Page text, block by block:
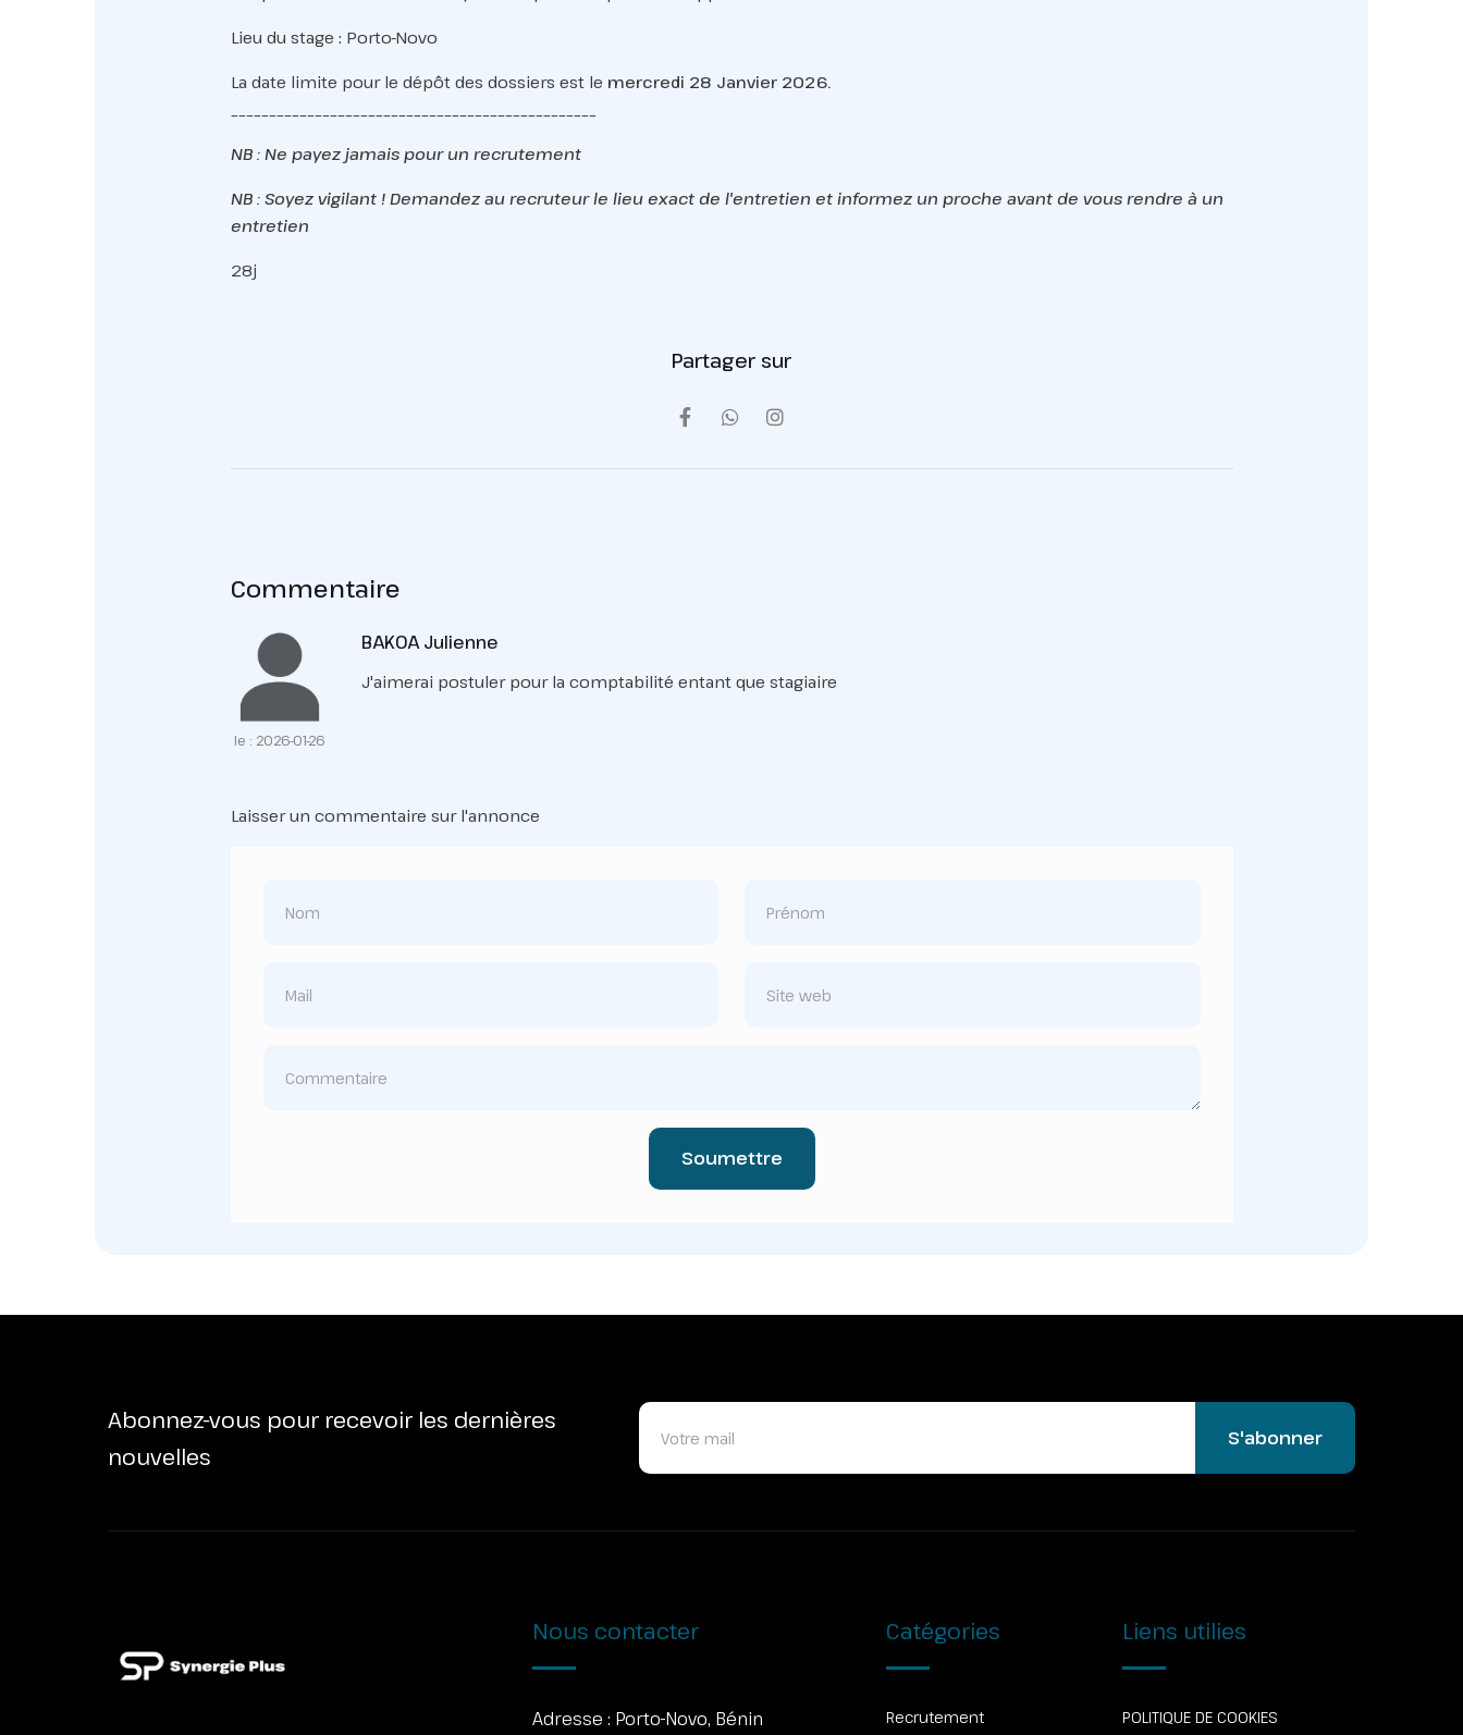
Lieu du stage : Porto-Novo
La date limite pour le dépôt des dossiers est le mercredi 28 Janvier 2026.
NB : Ne payez jamais pour un recrutement
NB : Soyez vigilant ! Demandez au recruteur le lieu exact de l'entretien et informez un proche avant de vous rendre à un
entretien
28j
Partager sur
Commentaire
le : 2026-01-26
BAKOA Julienne
J'aimerai postuler pour la comptabilité entant que stagiaire
Laisser un commentaire sur l'annonce
Soumettre
Abonnez-vous pour recevoir les dernières
nouvelles
S'abonner
Nous contacter
Adresse : Porto-Novo, Bénin
Catégories
Recrutement
Liens utilies
POLITIQUE DE COOKIES